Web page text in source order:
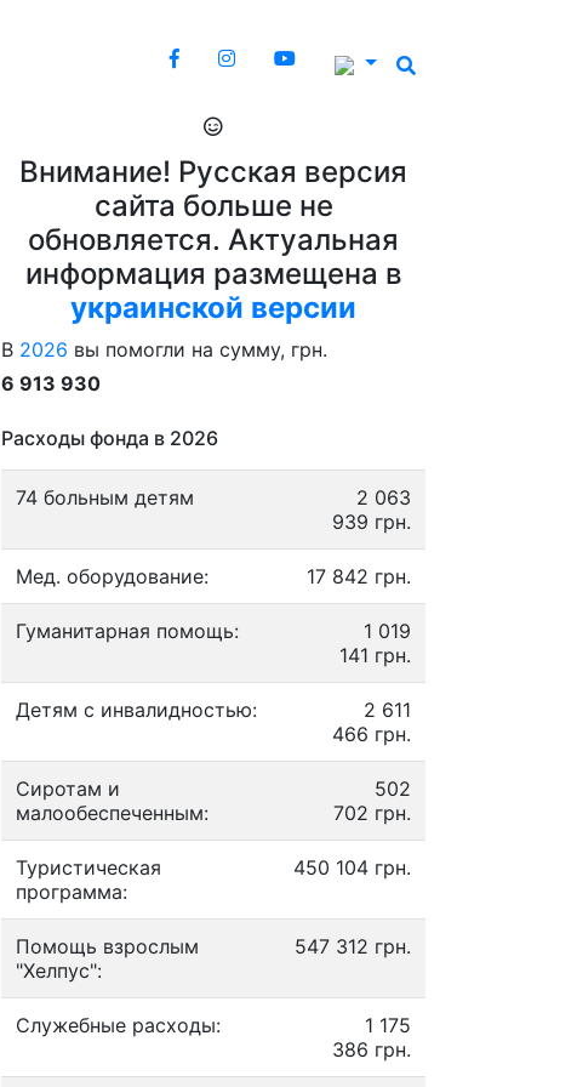
Внимание! Русская версия
сайта больше не
обновляется. Актуальная
информация размещена в
украинской версии
В 2026 вы помогли на сумму, грн.
6 913 930
Расходы фонда в 2026
74 больным детям
2 063
939 грн.
Мед. оборудование: 17 842 грн.
Гуманитарная помощь:
1 019
141 грн.
Детям с инвалидностью:
2 611
466 грн.
Сиротам и
малообеспеченным:
502
702 грн.
Туристическая
программа:
450 104 грн.
Помощь взрослым
"Хелпус":
547 312 грн.
Служебные расходы:
1 175
386 грн.